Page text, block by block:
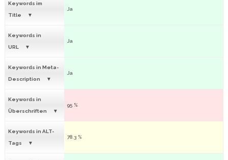
Keywords im
Title
Ja
Keywords in
URL
Ja
Keywords in Meta-
Description
Ja
Keywords in
Überschriften
95 %
Keywords in ALT-
Tags
78.3 %